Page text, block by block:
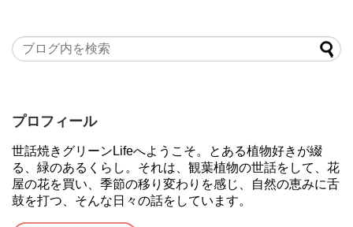
プロフィール
世話焼きグリーンLifeへようこそ。とある植物好きが綴
る、緑のあるくらし。それは、観葉植物の世話をして、花
屋の花を買い、季節の移り変わりを感じ、自然の恵みに舌
鼓を打つ、そんな日々の話をしています。